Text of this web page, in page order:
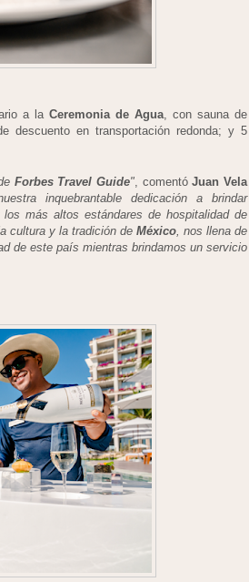
a la Ceremonia de Agua, con sauna de
descuento en transportación redonda; y 5
Forbes Travel Guide", comentóJuan Vela
inquebrantable dedicación a brindar
más altos estándares de hospitalidad de
cultura y la tradición de México , nos llena de
de este país mientras brindamos un servicio